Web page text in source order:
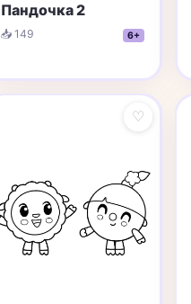
Пандочка 2
📥 149 6+
♡